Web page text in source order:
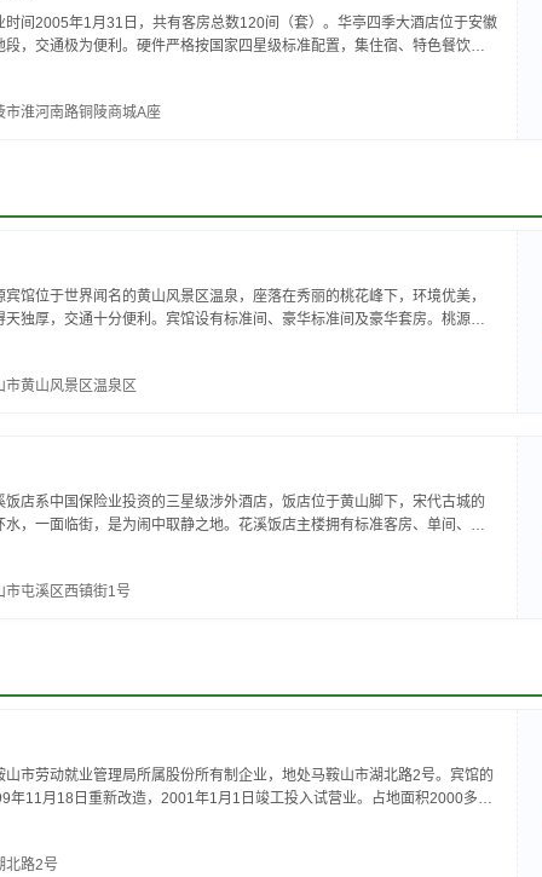
时间2005年1月31日，共有客房总数120间（套）。华亭四季大酒店位于安徽
，交通极为便利。硬件严格按国家四星级标准配置，集住宿、特色餐饮、
市淮河南路铜陵商城A座
馆位于世界闻名的黄山风景区温泉，座落在秀丽的桃花峰下，环境优美，
独厚，交通十分便利。宾馆设有标准间、豪华标准间及豪华套房。桃源宾
黄山风景区温泉区
店系中国保险业投资的三星级涉外酒店，饭店位于黄山脚下，宋代古城的
，一面临街，是为闹中取静之地。花溪饭店主楼拥有标准客房、单间、套
市屯溪区西镇街1号
山市劳动就业管理局所属股份所有制企业，地处马鞍山市湖北路2号。宾馆的
年11月18日重新改造，2001年1月1日竣工投入试营业。占地面积2000多平
北路2号